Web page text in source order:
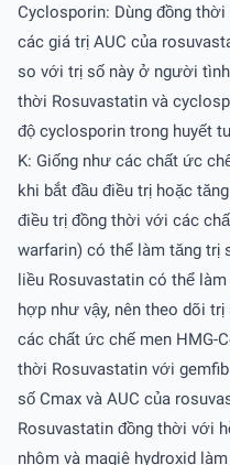
Cyclosporin: Dùng đồng
các giá trị AUC của
so với trị số này ở người
thời Rosuvastatin và
độ cyclosporin trong huyết
K: Giống như các chất ức
khi bắt đầu điều trị hoặc
điều trị đồng thời với các
warfarin) có thể làm tăng trị
liều Rosuvastatin có thể
hợp như vậy, nên theo dõi
các chất ức chế men HMG-
thời Rosuvastatin với
số Cmax và AUC của
Rosuvastatin đồng thời với
nhôm và magiê hydroxid